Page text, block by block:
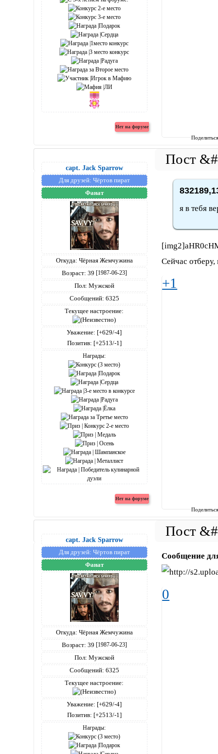
capt. Jack Sparrow
Для друзей: Чёртов пират
Фанат
Откуда: Чёрная Жемчужина
Возраст: 39 [1987-06-23]
Пол: Мужской
Сообщений: 6325
Текущее настроение:
Уважение: [+629/-4]
Позитив: [+2513/-1]
Награды:
я в тебя
Сейчас
+1
capt. Jack Sparrow
Для друзей: Чёртов пират
Фанат
Откуда: Чёрная Жемчужина
Возраст: 39 [1987-06-23]
Пол: Мужской
Сообщений: 6325
Текущее настроение:
Уважение: [+629/-4]
Позитив: [+2513/-1]
Награды:
Сообщение
0